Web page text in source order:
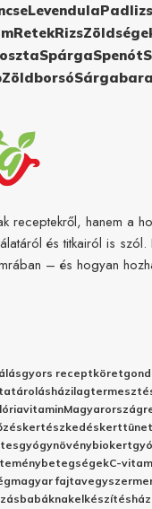
Levendula
RetekRizs
SpárgaSpenót
Zöldborsó
receptekről, hanem a
és titkairól is
– és hogyan
gyors receptköret
tárolásházilag
vitaminMagyarország
kertészkedéskert
gyógynövénybiokert
betegségekC-
magyar fajta
babáknakelkészítés